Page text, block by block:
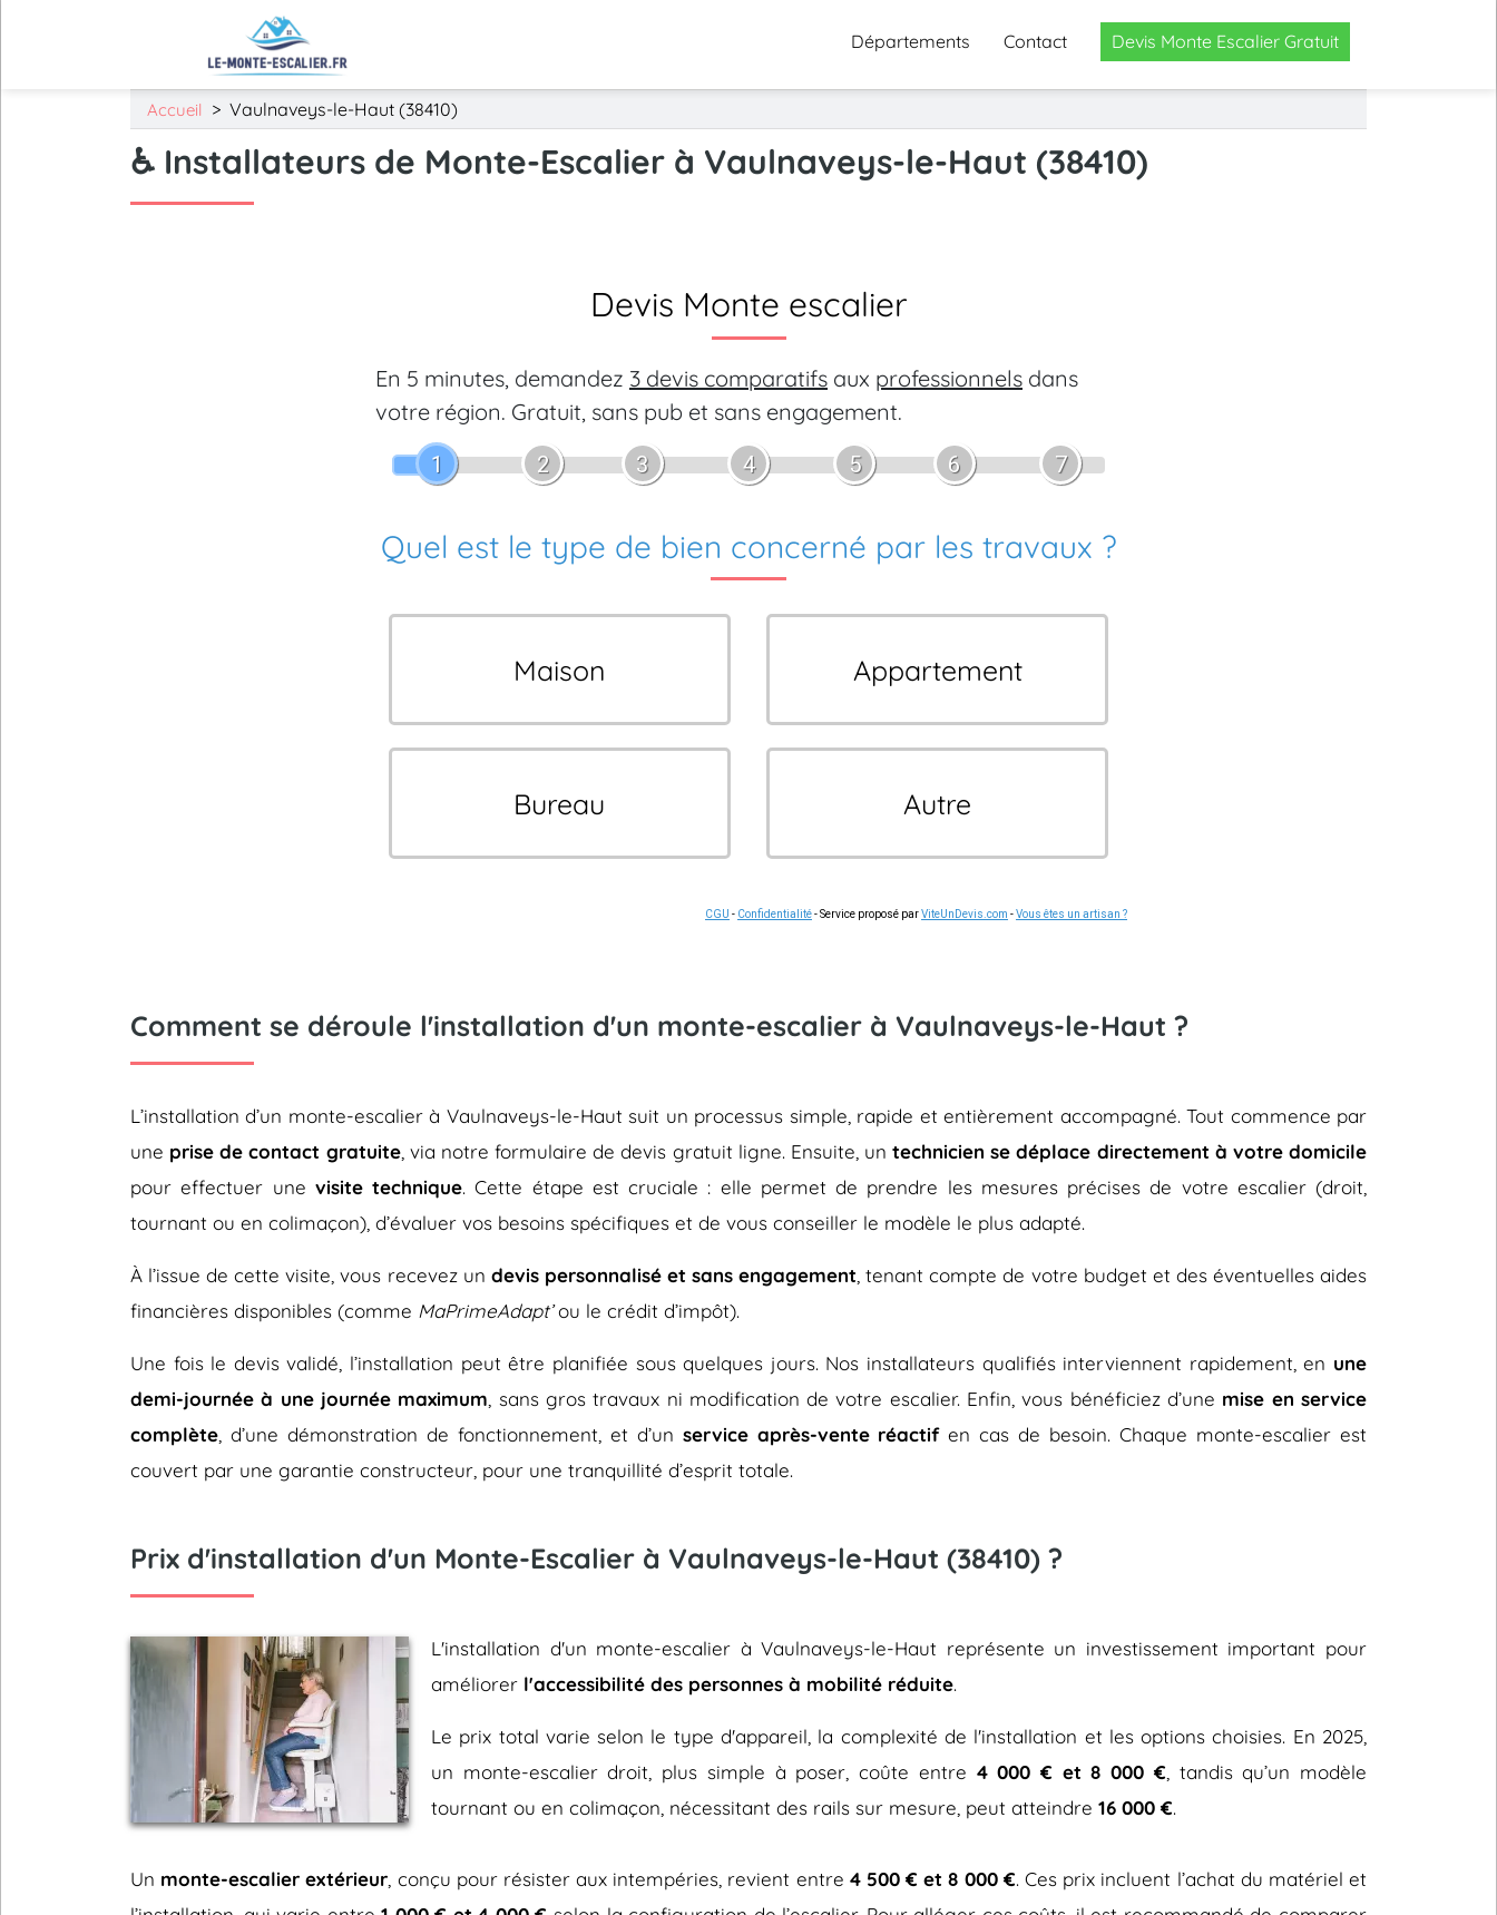
Départements Contact Devis Monte Escalier Gratuit
Accueil > Vaulnaveys-le-Haut (38410)
♿ Installateurs de Monte-Escalier à Vaulnaveys-le-Haut (38410)
Devis Monte escalier
En 5 minutes, demandez 3 devis comparatifs aux professionnels dans
votre région. Gratuit, sans pub et sans engagement.
1 2 3 4 5 6 7
Quel est le type de bien concerné par les travaux ?
Maison Appartement
Bureau Autre
CGU - Confidentialité- Service proposé parViteUnDevis.com -Vous êtes un artisan ?
Comment se déroule l'installation d'un monte-escalier à Vaulnaveys-le-Haut ?
L’installation d’un monte-escalier à Vaulnaveys-le-Haut suit un processus simple, rapide et entièrement accompagné. Tout commence par
une prise de contact gratuite, via notre formulaire de devis gratuit ligne. Ensuite, untechnicien se déplace directement à votre domicile
pour effectuer une visite technique. Cette étape est cruciale : elle permet de prendre les mesures précises de votre escalier (droit,
tournant ou en colimaçon), d’évaluer vos besoins spécifiques et de vous conseiller le modèle le plus adapté.
À l’issue de cette visite, vous recevez un devis personnalisé et sans engagement , tenant compte de votre budget et des éventuelles aides
financières disponibles (comme MaPrimeAdapt’ou le crédit d’impôt).
Une fois le devis validé, l’installation peut être planifiée sous quelques jours. Nos installateurs qualifiés interviennent rapidement, en une
demi-journée à une journée maximum , sans gros travaux ni modification de votre escalier. Enfin, vous bénéficiez d’une mise en service
complète , d’une démonstration de fonctionnement, et d’un service après-vente réactifen cas de besoin. Chaque monte-escalier est
couvert par une garantie constructeur, pour une tranquillité d’esprit totale.
Prix d'installation d'un Monte-Escalier à Vaulnaveys-le-Haut (38410) ?
L'installation d'un monte-escalier à Vaulnaveys-le-Haut représente un investissement important pour
améliorer l'accessibilité des personnes à mobilité réduite.
Le prix total varie selon le type d'appareil, la complexité de l'installation et les options choisies. En 2025,
un monte-escalier droit, plus simple à poser, coûte entre 4 000 € et 8 000 € , tandis qu’un modèle
tournant ou en colimaçon, nécessitant des rails sur mesure, peut atteindre 16 000 €.
Un monte-escalier extérieur , conçu pour résister aux intempéries, revient entre 4 500 € et 8 000 €. Ces prix incluent l’achat du matériel et